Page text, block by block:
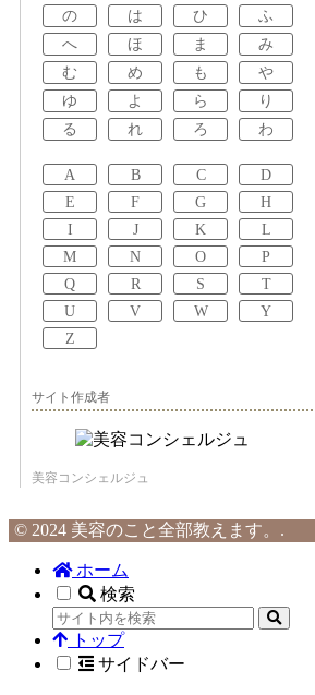
の
は ひ
ふ
へ
ほ ま
み
む
め も
や
ゆ
よ ら
り
る
れ ろ わ
A B C
D
E
F G
H
I
J K
L
M
N O
P
Q
R S
T
U
V W
Y
Z
サイト作成者
美容コンシェルジュ
© 2024 美容のこと全部教えます。.
ホーム
検索
トップ
サイドバー